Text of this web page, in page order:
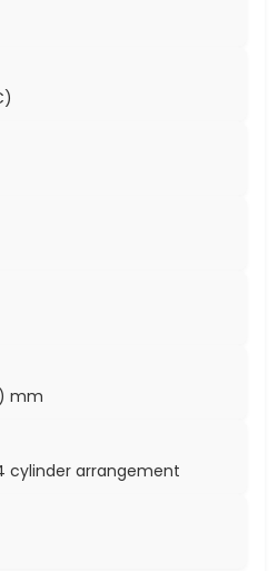
mm
cylinder arrangement